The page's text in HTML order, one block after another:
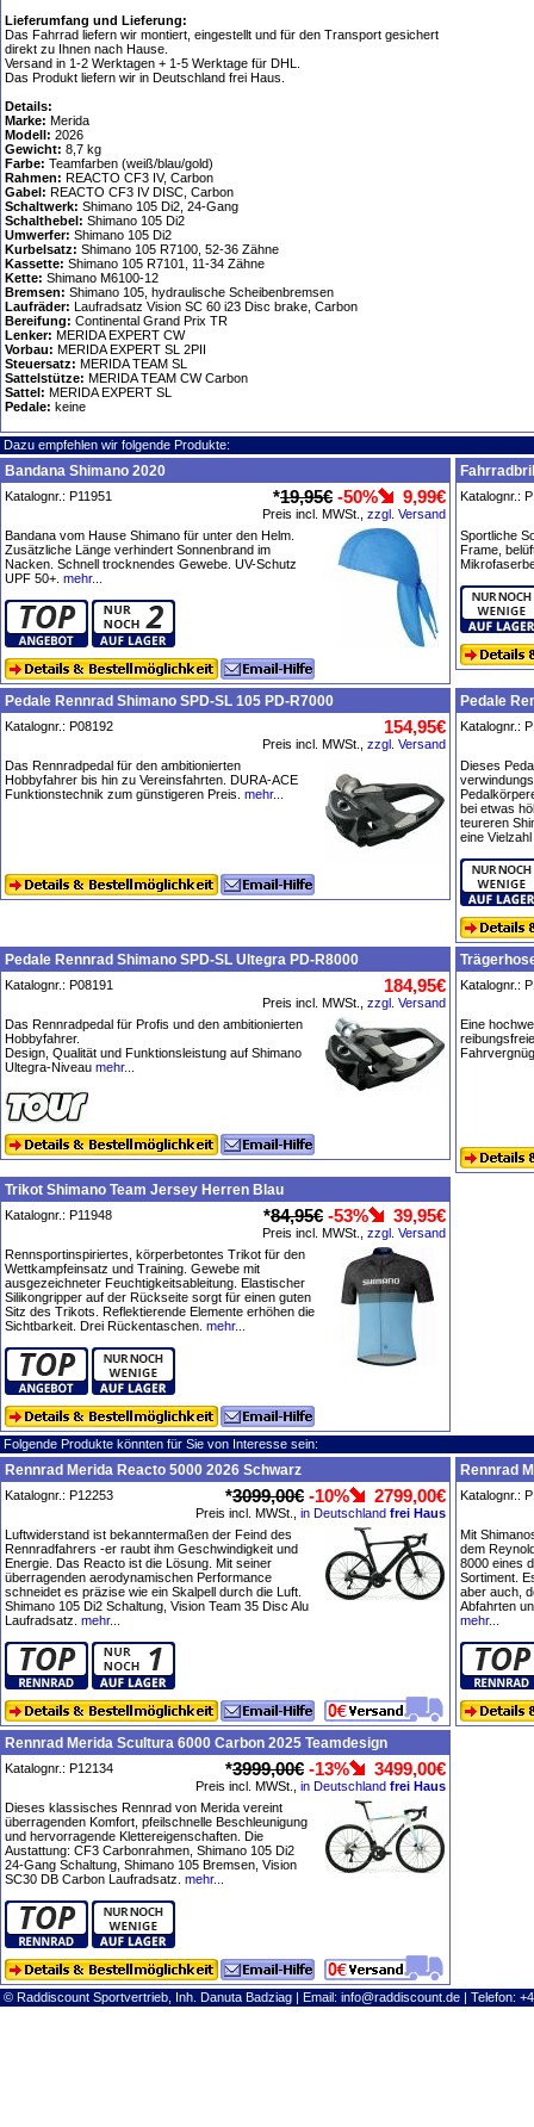
Lieferumfang und Lieferung:
Das Fahrrad liefern wir montiert, eingestellt und für den Transport gesichert
direkt zu Ihnen nach Hause.
Versand in 1-2 Werktagen + 1-5 Werktage für DHL.
Das Produkt liefern wir in Deutschland frei Haus.
Details:
Marke: Merida
Modell: 2026
Gewicht: 8,7 kg
Farbe: Teamfarben (weiß/blau/gold)
Rahmen: REACTO CF3 IV, Carbon
Gabel: REACTO CF3 IV DISC, Carbon
Schaltwerk: Shimano 105 Di2, 24-Gang
Schalthebel: Shimano 105 Di2
Umwerfer: Shimano 105 Di2
Kurbelsatz: Shimano 105 R7100, 52-36 Zähne
Kassette: Shimano 105 R7101, 11-34 Zähne
Kette: Shimano M6100-12
Bremsen: Shimano 105, hydraulische Scheibenbremsen
Laufräder: Laufradsatz Vision SC 60 i23 Disc brake, Carbon
Bereifung: Continental Grand Prix TR
Lenker: MERIDA EXPERT CW
Vorbau: MERIDA EXPERT SL 2PII
Steuersatz: MERIDA TEAM SL
Sattelstütze: MERIDA TEAM CW Carbon
Sattel: MERIDA EXPERT SL
Pedale: keine
Dazu empfehlen wir folgende Produkte:
Bandana Shimano 2020
Katalognr.: P11951 *19,95€ -50% 9,99€
Preis incl. MWSt., zzgl. Versand
Bandana vom Hause Shimano für unter den Helm.
Zusätzliche Länge verhindert Sonnenbrand im
Nacken. Schnell trocknendes Gewebe. UV-Schutz
UPF 50+. mehr...
Katalognr.:
Sportliche
Frame,
Pedale Rennrad Shimano SPD-SL 105 PD-R7000
Katalognr.: P08192 154,95€
Preis incl. MWSt., zzgl. Versand
Das Rennradpedal für den ambitionierten
Hobbyfahrer bis hin zu Vereinsfahrten. DURA-ACE
Funktionstechnik zum günstigeren Preis. mehr...
Pedale
Katalognr.:
Dieses
bei etwas
teureren
eine
Pedale Rennrad Shimano SPD-SL Ultegra PD-R8000
Katalognr.: P08191 184,95€
Preis incl. MWSt., zzgl. Versand
Das Rennradpedal für Profis und den ambitionierten
Hobbyfahrer.
Design, Qualität und Funktionsleistung auf Shimano
Ultegra-Niveau mehr...
Katalognr.:
Eine
Trikot Shimano Team Jersey Herren Blau
Katalognr.: P11948 *84,95€ -53% 39,95€
Preis incl. MWSt., zzgl. Versand
Rennsportinspiriertes, körperbetontes Trikot für den
Wettkampfeinsatz und Training. Gewebe mit
ausgezeichneter Feuchtigkeitsableitung. Elastischer
Silikongripper auf der Rückseite sorgt für einen guten
Sitz des Trikots. Reflektierende Elemente erhöhen die
Sichtbarkeit. Drei Rückentaschen. mehr...
Folgende Produkte könnten für Sie von Interesse sein:
Rennrad Merida Reacto 5000 2026 Schwarz
Katalognr.: P12253 *3099,00€ -10% 2799,00€
Preis incl. MWSt., in Deutschland frei Haus
Luftwiderstand ist bekanntermaßen der Feind des
Rennradfahrers -er raubt ihm Geschwindigkeit und
Energie. Das Reacto ist die Lösung. Mit seiner
überragenden aerodynamischen Performance
schneidet es präzise wie ein Skalpell durch die Luft.
Shimano 105 Di2 Schaltung, Vision Team 35 Disc Alu
Laufradsatz. mehr...
Rennrad
Katalognr.:
Mit
dem
8000 eines
Sortiment.
aber auch,
Abfahrten
mehr...
Rennrad Merida Scultura 6000 Carbon 2025 Teamdesign
Katalognr.: P12134 *3999,00€ -13% 3499,00€
Preis incl. MWSt., in Deutschland frei Haus
Dieses klassisches Rennrad von Merida vereint
überragenden Komfort, pfeilschnelle Beschleunigung
und hervorragende Klettereigenschaften. Die
Austattung: CF3 Carbonrahmen, Shimano 105 Di2
24-Gang Schaltung, Shimano 105 Bremsen, Vision
SC30 DB Carbon Laufradsatz. mehr...
© Raddiscount Sportvertrieb, Inh. Danuta Badziag | Email: info@raddiscount.de | Telefon: